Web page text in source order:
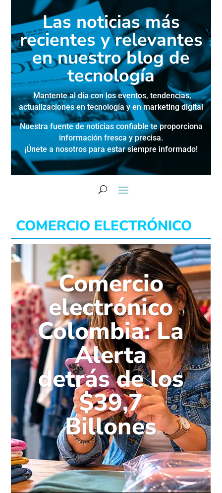
Las noticias más
recientes y relevantes
en nuestro blog de
tecnología
Mantente al día con los eventos, tendencias,
actualizaciones entecnología y en marketing digital
Nuestra fuente de noticias confiable te proporciona
información fresca y precisa.
¡Únete a nosotros para estar siempre informado!
COMERCIO ELECTRÓNICO
Comercio
electrónico
Colombia: La
Alerta
detrás de los
$39,7
Billones